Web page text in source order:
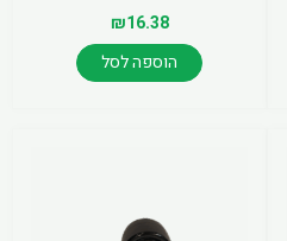
₪16.38
הוספה לסל